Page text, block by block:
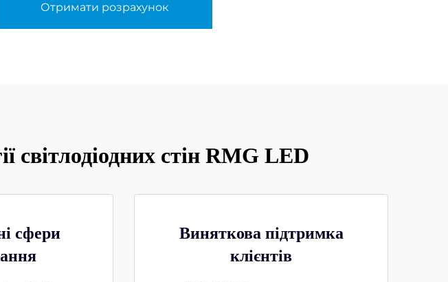
Отримати розрахунок
світлодіодних стін RMG LED
сфери
Виняткова підтримка
клієнтів